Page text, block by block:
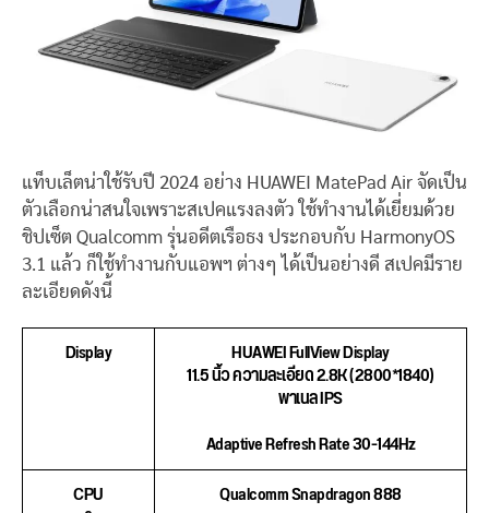
แท็บเล็ตน่าใช้รับปี 2024 อย่าง HUAWEI MatePad Air จัดเป็น
ตัวเลือกน่าสนใจเพราะสเปคแรงลงตัว ใช้ทำงานได้เยี่ยมด้วย
ชิปเซ็ต Qualcomm รุ่นอดีตเรือธง ประกอบกับ HarmonyOS
3.1 แล้ว ก็ใช้ทำงานกับแอพฯ ต่างๆ ได้เป็นอย่างดี สเปคมีราย
ละเอียดดังนี้
Display HUAWEI FullView Display
11.5 นิ้ว ความละเอียด 2.8K (2800*1840)
พาเนล IPS
Adaptive Refresh Rate 30-144Hz
CPU
Qualcomm Snapdragon 888